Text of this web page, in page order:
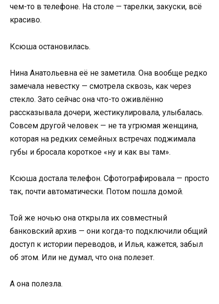
чем-то в телефоне. На столе — тарелки, закуски, всё
красиво.
Ксюша остановилась.
Нина Анатольевна её не заметила. Она вообще редко
замечала невестку — смотрела сквозь, как через
стекло. Зато сейчас она что-то оживлённо
рассказывала дочери, жестикулировала, улыбалась.
Совсем другой человек — не та угрюмая женщина,
которая на редких семейных встречах поджимала
губы и бросала короткое «ну и как вы там».
Ксюша достала телефон. Сфотографировала — просто
так, почти автоматически. Потом пошла домой.
Той же ночью она открыла их совместный
банковский архив — они когда-то подключили общий
доступ к истории переводов, и Илья, кажется, забыл
об этом. Или не думал, что она полезет.
А она полезла.